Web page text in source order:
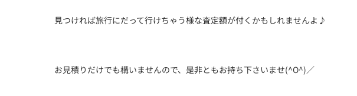
見つければ旅行にだって行けちゃう様な査定額が付くかもしれませんよ♪
お見積りだけでも構いませんので、是非ともお持ち下さいませ(^O^)／